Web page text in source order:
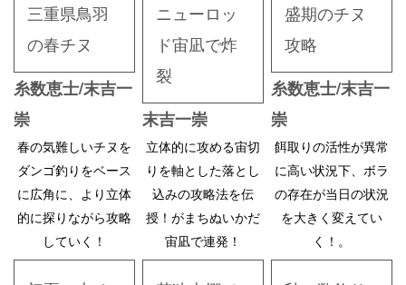
三重県鳥羽
の春チヌ
糸数恵士/末吉一
崇
春の気難しいチヌを
ダンゴ釣りをベース
に広角に、より立体
的に探りながら攻略
していく！
ニューロッ
ド宙凪で炸
裂
末吉一崇
立体的に攻める宙切
りを軸とした落とし
込みの攻略法を伝
授！がまちぬいかだ
宙凪で連発！
盛期のチヌ
攻略
糸数恵士/末吉一
崇
餌取りの活性が異常
に高い状況下、ボラ
の存在が当日の状況
を大きく変えてい
く！ 。